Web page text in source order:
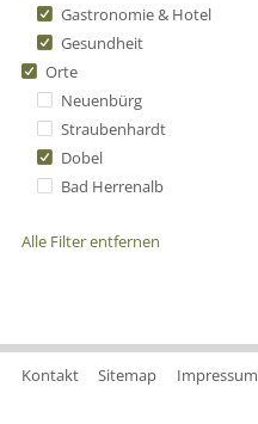
Gastronomie & Hotel
Gesundheit
Orte
Neuenbürg
Straubenhardt
Dobel
Bad Herrenalb
Alle Filter entfernen
Kontakt Sitemap Impressum